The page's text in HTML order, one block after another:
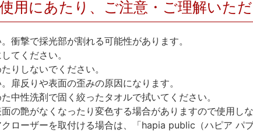
用にあたり、ご注意・ご理解いた
衝撃で採光部が割れる可能性があります。
てください。
りしないでください。
扉反りや表面の歪みの原因になります。
中性洗剤で固く絞ったタオルで拭いてください。
の艶がなくなったり変色する場合がありますので使用しな
ローザーを取付ける場合は、「hapia public（ハピア パ